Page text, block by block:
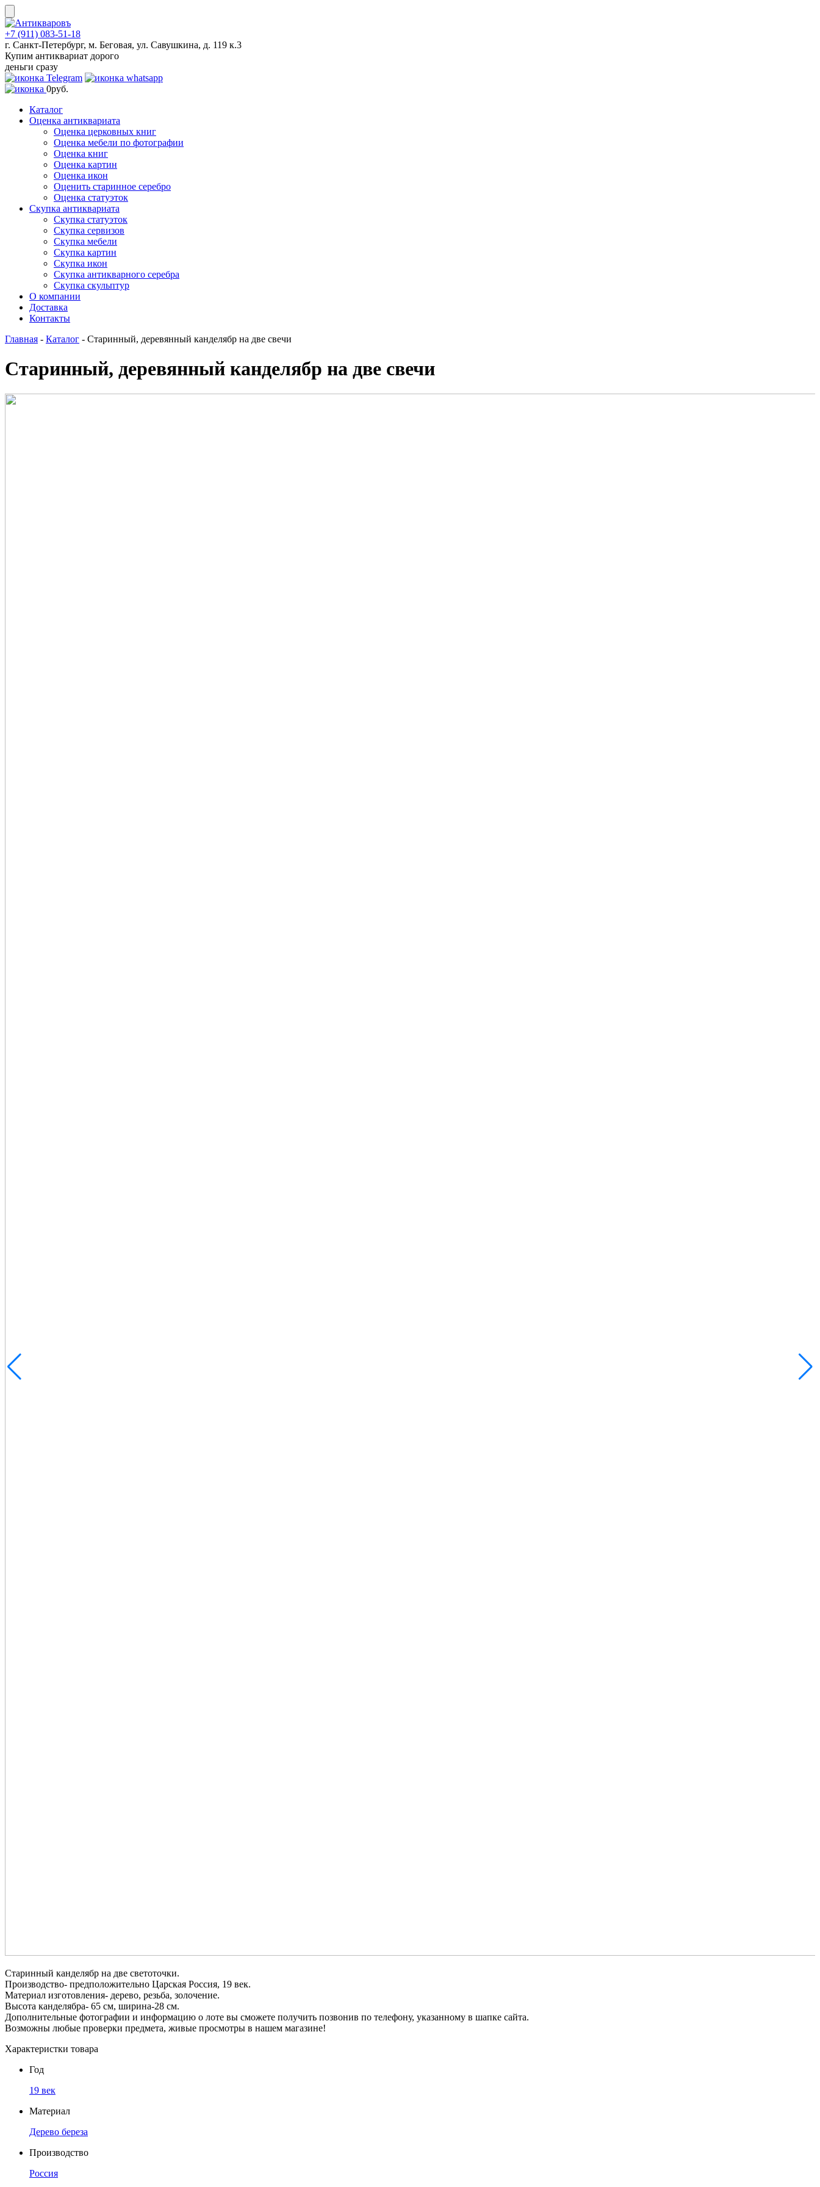
Skip
to
content
+7 (911) 083-51-18
г. Санкт-Петербург, м. Беговая, ул. Савушкина, д. 119 к.3
Купим антиквариат дорого
деньги сразу
0руб.
Каталог
Оценка антиквариата
Оценка церковных книг
Оценка мебели по фотографии
Оценка книг
Оценка картин
Оценка икон
Оценить старинное серебро
Оценка статуэток
Скупка антиквариата
Скупка статуэток
Скупка сервизов
Скупка мебели
Скупка картин
Скупка икон
Скупка антикварного серебра
Скупка скульптур
О компании
Доставка
Контакты
Главная - Каталог - Старинный, деревянный канделябр на две свечи
Старинный, деревянный канделябр на две свечи
Старинный канделябр на две светоточки.
Производство- предположительно Царская Россия, 19 век.
Материал изготовления- дерево, резьба, золочение.
Высота канделябра- 65 см, ширина-28 см.
Дополнительные фотографии и информацию о лоте вы сможете получить позвонив по телефону, указанному в шапке сайта.
Возможны любые проверки предмета, живые просмотры в нашем магазине!
Характеристки товара
Год
19 век
Материал
Дерево береза
Производство
Россия